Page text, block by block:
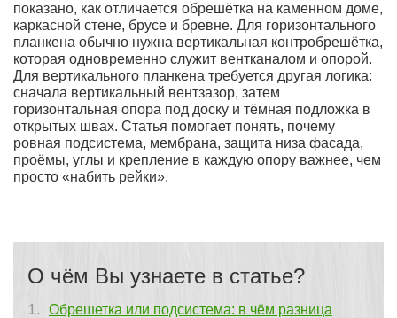
показано, как отличается обрешётка на каменном доме,
каркасной стене, брусе и бревне. Для горизонтального
планкена обычно нужна вертикальная контробрешётка,
которая одновременно служит вентканалом и опорой.
Для вертикального планкена требуется другая логика:
сначала вертикальный вентзазор, затем
горизонтальная опора под доску и тёмная подложка в
открытых швах. Статья помогает понять, почему
ровная подсистема, мембрана, защита низа фасада,
проёмы, углы и крепление в каждую опору важнее, чем
просто «набить рейки».
О чём Вы узнаете в статье?
Обрешетка или подсистема: в чём разница